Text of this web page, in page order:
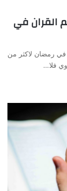
70 دعاء ختم القران في
في رمضان لاكثر من
فلا…